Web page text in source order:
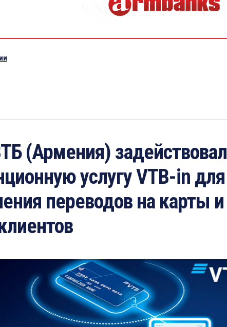
(Армения) задействовал
услугу VTB-in для
переводов на карты и